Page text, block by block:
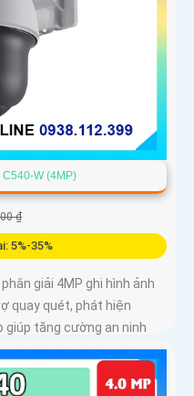
C540-W (4MP)
₫
5%-35%
giải 4MP ghi hình ảnh
quay quét, phát hiện
giúp tăng cường an ninh